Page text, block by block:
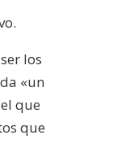
los
«un
que
que